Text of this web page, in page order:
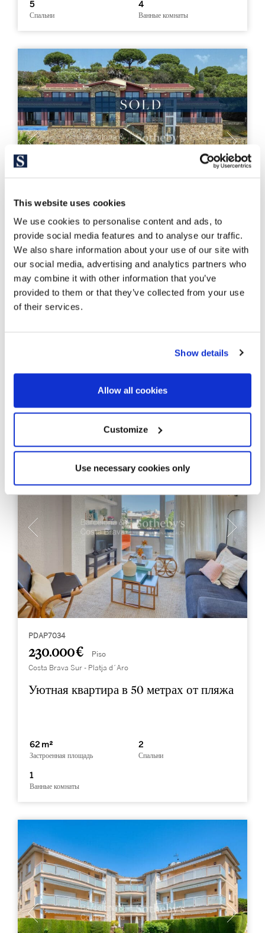
This website uses cookies
We use cookies to personalise content and ads, to
provide social media features and to analyse our traffic.
We also share information about your use of our site with
our social media, advertising and analytics partners who
may combine it with other information that you’ve
provided to them or that they’ve collected from your use
of their services.
Show details
Allow all cookies
Customize
Use necessary cookies only
5
Спальни
4
Ванные комнаты
PDAP5347
Цена по запросу
Costa Brava Sur - Platja d´Aro
Эксклюзивная вилла с панорамным
6
PDAP7034
230.000 € Piso
Costa Brava Sur - Platja d´Aro
Уютная квартира в 50 метрах от пляжа
62 m²
Застроенная площадь
2
Спальни
1
Ванные комнаты